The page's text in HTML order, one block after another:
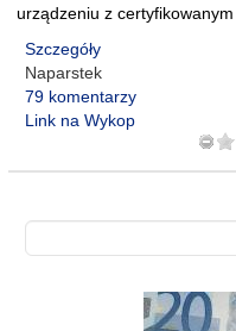
urządzeniu z certyfikowanym
Szczegóły
Naparstek
79 komentarzy
Link na Wykop